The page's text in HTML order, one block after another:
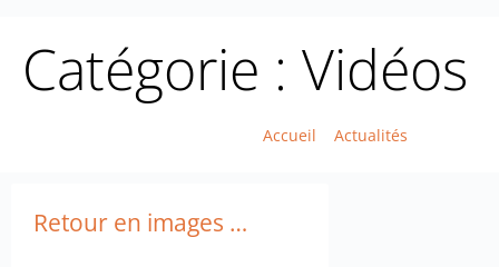
Catégorie : Vidéos
Accueil Actualités
Retour en images …